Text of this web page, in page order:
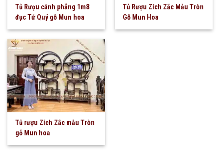
Tủ Rượu cánh phẳng 1m8
đục Tứ Quý gỗ Mun hoa
Tủ Rượu Zích Zắc Mẫu Tròn
Gỗ Mun Hoa
Tủ rượu Zích Zắc mẫu Tròn
gỗ Mun hoa